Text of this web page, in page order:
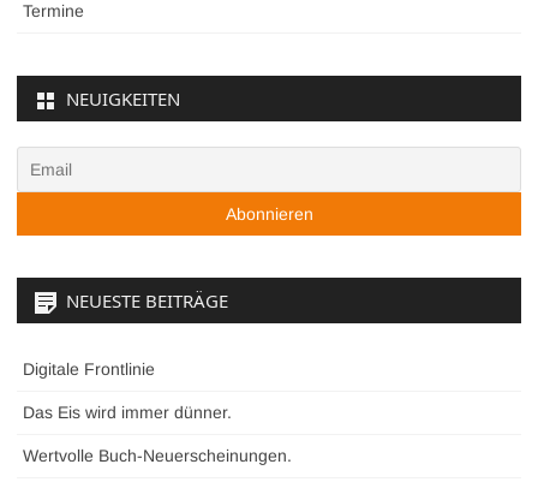
Termine
NEUIGKEITEN
NEUESTE BEITRÄGE
Digitale Frontlinie
Das Eis wird immer dünner.
Wertvolle Buch-Neuerscheinungen.